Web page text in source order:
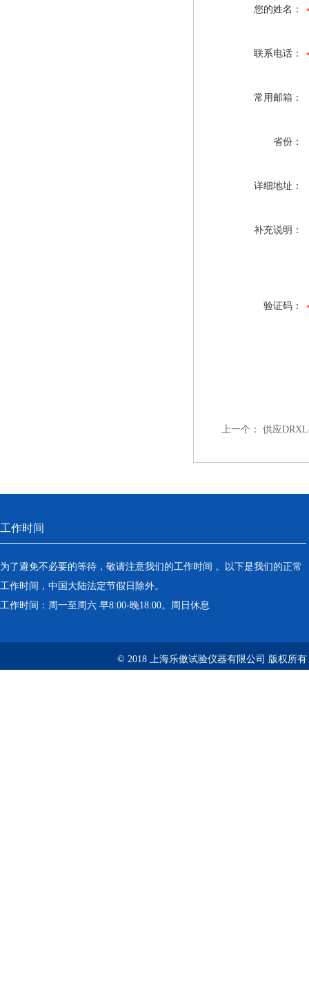
您的姓名：
联系电话：
常用邮箱：
省份：
详细地址：
补充说明：
验证码：
上一个： 供应
工作时间
为了避免不必要的等待，敬请注意我们的工作时间 。以下是我们的正常
工作时间，中国大陆法定节假日除外。
工作时间：周一至周六 早8:00-晚18:00。周日休息
© 2018 上海乐傲试验仪器有限公司 版权所